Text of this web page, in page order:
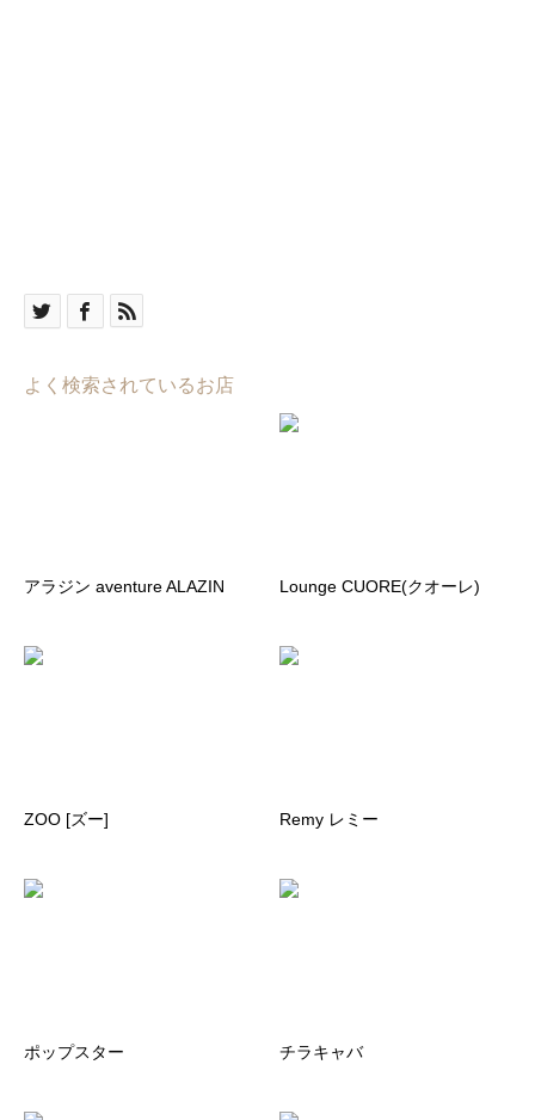
よく検索されているお店
アラジン aventure ALAZIN Lounge CUORE(クオーレ)
ZOO [ズー] Remy レミー
ポップスター チラキャバ